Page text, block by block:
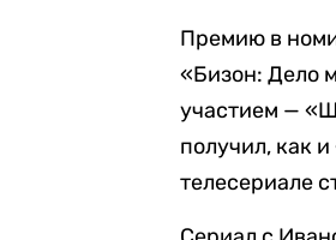
Премию в
«Бизон: Дело
участием —
получил, как
телесериале